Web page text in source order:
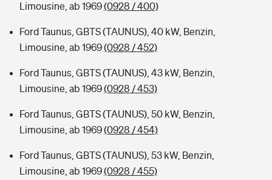
Limousine, ab 1969(0928 / 400)
Ford Taunus, GBTS (TAUNUS), 40 kW, Benzin,
Limousine, ab 1969(0928 / 452)
Ford Taunus, GBTS (TAUNUS), 43 kW, Benzin,
Limousine, ab 1969(0928 / 453)
Ford Taunus, GBTS (TAUNUS), 50 kW, Benzin,
Limousine, ab 1969(0928 / 454)
Ford Taunus, GBTS (TAUNUS), 53 kW, Benzin,
Limousine, ab 1969(0928 / 455)